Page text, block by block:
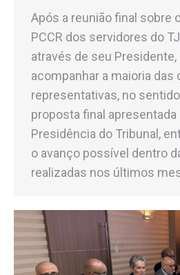
Após a reunião final sobre
PCCR dos servidores do
através de seu Presidente,
acompanhar a maioria
representativas, no
proposta final apresentada
Presidência do Tribunal,
o avanço possível dentro
realizadas nos últimos